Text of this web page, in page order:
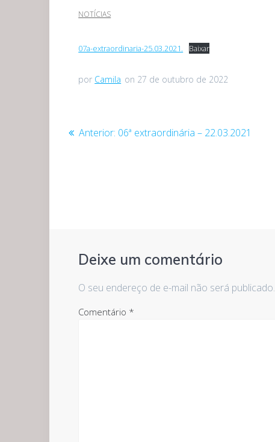
NOTÍCIAS
07a-extraordinaria-25.03.2021. Baixar
por Camila on 27 de outubro de 2022
Navegação
Anterior: Post
06ª extraordinária – 22.03.2021
Deixe um comentário
O seu endereço de e-mail não será publicado.
Comentário *